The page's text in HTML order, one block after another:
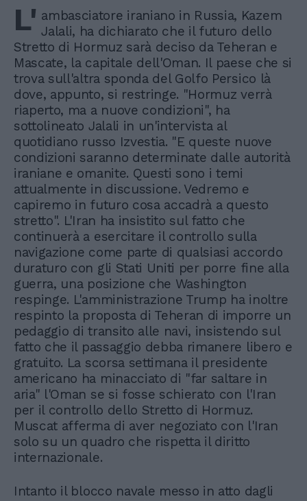
L' ambasciatore iraniano in Russia, Kazem
Jalali, ha dichiarato che il futuro dello
Stretto di Hormuz sarà deciso da Teheran e
Mascate, la capitale dell'Oman. Il paese che si
trova sull'altra sponda del Golfo Persico là
dove, appunto, si restringe. "Hormuz verrà
riaperto, ma a nuove condizioni", ha
sottolineato Jalali in un'intervista al
quotidiano russo Izvestia. "E queste nuove
condizioni saranno determinate dalle autorità
iraniane e omanite. Questi sono i temi
attualmente in discussione. Vedremo e
capiremo in futuro cosa accadrà a questo
stretto". L'Iran ha insistito sul fatto che
continuerà a esercitare il controllo sulla
navigazione come parte di qualsiasi accordo
duraturo con gli Stati Uniti per porre fine alla
guerra, una posizione che Washington
respinge. L'amministrazione Trump ha inoltre
respinto la proposta di Teheran di imporre un
pedaggio di transito alle navi, insistendo sul
fatto che il passaggio debba rimanere libero e
gratuito. La scorsa settimana il presidente
americano ha minacciato di "far saltare in
aria" l'Oman se si fosse schierato con l'Iran
per il controllo dello Stretto di Hormuz.
Muscat afferma di aver negoziato con l'Iran
solo su un quadro che rispetta il ​​diritto
internazionale.
Intanto il blocco navale messo in atto dagli